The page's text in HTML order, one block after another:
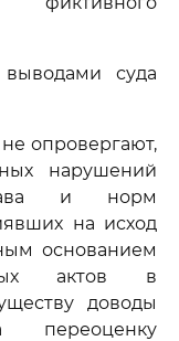
суда
опровергают,
нарушений
и норм
на исход
основанием
актов в
доводы